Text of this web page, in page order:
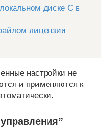
диске C в
лицензии
настройки не
и применяются к